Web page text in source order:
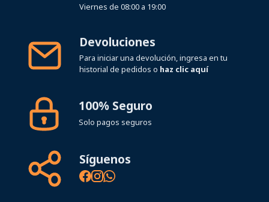
Viernes de 08:00 a 19:00
Devoluciones
Para iniciar una devolución, ingresa en tu
historial de pedidos o haz clic aquí
100% Seguro
Solo pagos seguros
Síguenos